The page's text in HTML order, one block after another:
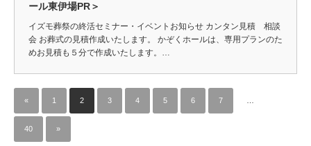
ール東伊場PR＞
イズモ葬祭の終活セミナー・イベントお知らせ カンタン見積 相談
会 お葬式の見積作成いたします。 かぞくホールは、専用プランのた
めお見積も５分で作成いたします。…
« 1 2 3 4 5 6 7
40 »